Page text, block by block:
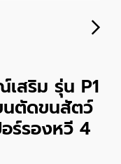
สริม รุ่น P1
นตัดขนสัตว์
ร์รองหวี 4